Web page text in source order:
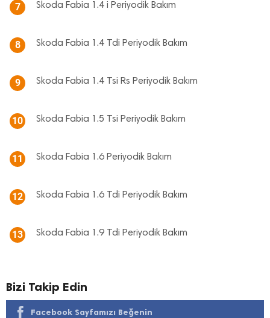
7 Skoda Fabia 1.4 i Periyodik Bakım
8 Skoda Fabia 1.4 Tdi Periyodik Bakım
9 Skoda Fabia 1.4 Tsi Rs Periyodik Bakım
10 Skoda Fabia 1.5 Tsi Periyodik Bakım
11 Skoda Fabia 1.6 Periyodik Bakım
12 Skoda Fabia 1.6 Tdi Periyodik Bakım
13 Skoda Fabia 1.9 Tdi Periyodik Bakım
Bizi Takip Edin
Facebook Sayfamızı Beğenin